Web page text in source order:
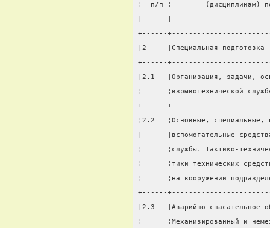
¦  п/п ¦        (дисциплинам)
¦      ¦
+------
¦2     ¦Специальная
+------
¦2.1   ¦Организация,
¦
+------
¦2.2   ¦Основные,
¦      ¦вспомогательные
¦      ¦службы. Тактико-
¦      ¦тики технических
¦      ¦на вооружении
+------
¦2.3   ¦Аварийно-
¦      ¦Механизированный и